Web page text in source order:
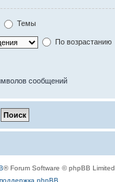
Темы
По возрастанию
сообщений
® Forum Software © phpBB Limited
phpBB